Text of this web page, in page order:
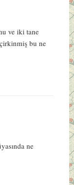
ve iki tane
bu ne
ne